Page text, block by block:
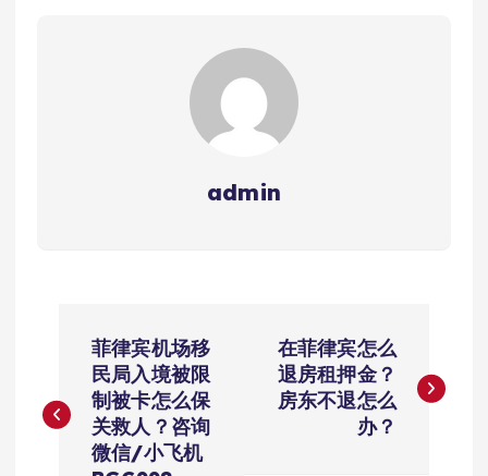
admin
导
菲律宾机场移
民局入境被限
制被卡怎么保
关救人？咨询
微信/小飞机
在菲律宾怎么
退房租押金？
房东不退怎么
办？